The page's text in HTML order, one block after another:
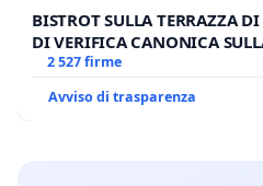
BISTROT SULLA TERRAZZA
DI VERIFICA CANONICA
GAMBETTI
2 527 firme
Avviso di trasparenza